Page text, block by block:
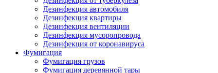
Дезинфекция автомобиля
Дезинфекция квартиры
Дезинфекция вентиляции
Дезинфекция мусоропровода
Дезинфекция от коронавируса
Фумигация
Фумигация грузов
Фумигация деревянной тары